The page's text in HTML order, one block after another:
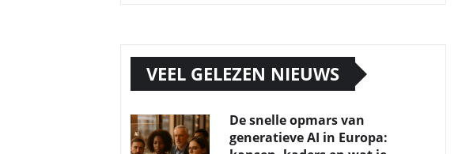
VEEL GELEZEN NIEUWS
De snelle opmars van
generatieve AI in Europa: